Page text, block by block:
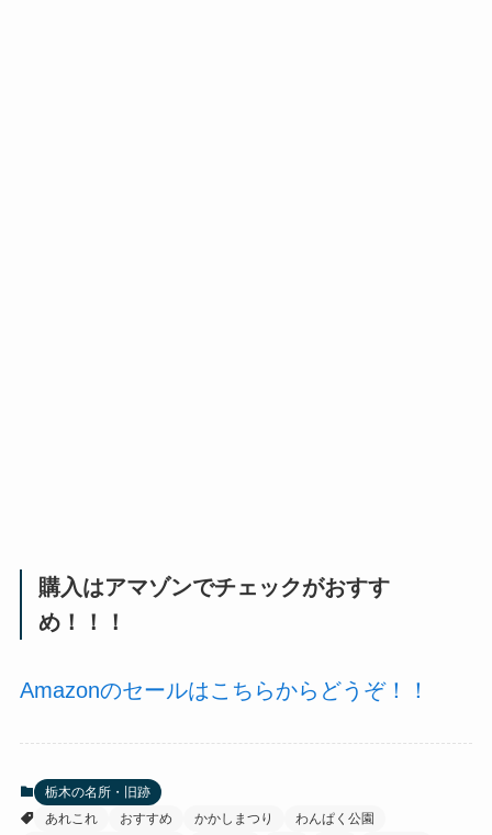
購入はアマゾンでチェックがおすす
め！！！
Amazonのセールはこちらからどうぞ！！
栃木の名所・旧跡
あれこれ
おすすめ かかしまつり わんぱく公園